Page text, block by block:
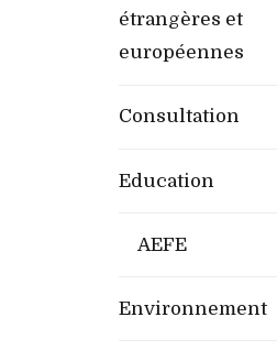
étrangères et
européennes
Consultation
Education
AEFE
Environnement